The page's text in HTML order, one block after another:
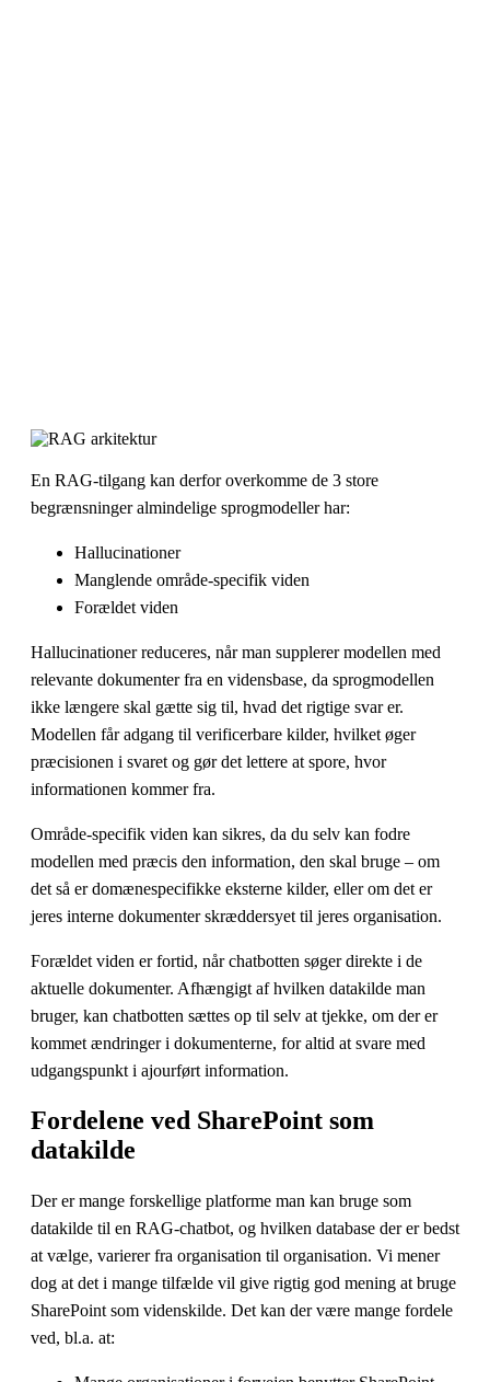
En RAG-tilgang kan derfor overkomme de 3 store
begrænsninger almindelige sprogmodeller har:
Hallucinationer
Manglende område-specifik viden
Forældet viden
Hallucinationer reduceres, når man supplerer modellen med
relevante dokumenter fra en vidensbase, da sprogmodellen
ikke længere skal gætte sig til, hvad det rigtige svar er.
Modellen får adgang til verificerbare kilder, hvilket øger
præcisionen i svaret og gør det lettere at spore, hvor
informationen kommer fra.
Område-specifik viden kan sikres, da du selv kan fodre
modellen med præcis den information, den skal bruge – om
det så er domænespecifikke eksterne kilder, eller om det er
jeres interne dokumenter skræddersyet til jeres organisation.
Forældet viden er fortid, når chatbotten søger direkte i de
aktuelle dokumenter. Afhængigt af hvilken datakilde man
bruger, kan chatbotten sættes op til selv at tjekke, om der er
kommet ændringer i dokumenterne, for altid at svare med
udgangspunkt i ajourført information.
Fordelene ved SharePoint som
datakilde
Der er mange forskellige platforme man kan bruge som
datakilde til en RAG-chatbot, og hvilken database der er bedst
at vælge, varierer fra organisation til organisation. Vi mener
dog at det i mange tilfælde vil give rigtig god mening at bruge
SharePoint som videnskilde. Det kan der være mange fordele
ved, bl.a. at: